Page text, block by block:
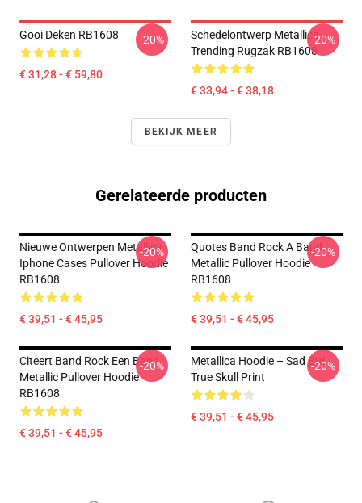
Gooi Deken RB1608
€ 31,28 - € 59,80
-20%
Schedelontwerp Metallica
Trending Rugzak RB1608
€ 33,94 - € 38,18
-20%
BEKIJK MEER
Gerelateerde producten
Nieuwe Ontwerpen Metallica
Iphone Cases Pullover Hoodie
RB1608
€ 39,51 - € 45,95
-20%
Quotes Band Rock A Band
Metallic Pullover Hoodie
RB1608
€ 39,51 - € 45,95
-20%
Citeert Band Rock Een Band
Metallic Pullover Hoodie
RB1608
€ 39,51 - € 45,95
-20%
Metallica Hoodie – Sad But
True Skull Print
€ 39,51 - € 45,95
-20%